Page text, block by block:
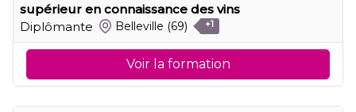
supérieur en connaissance des vins
Diplômante
Belleville (69) +1
Voir la formation